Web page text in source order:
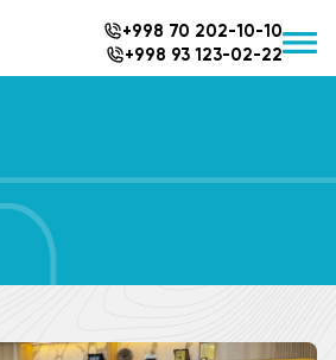
+998 70 202-10-10
+998 93 123-02-22